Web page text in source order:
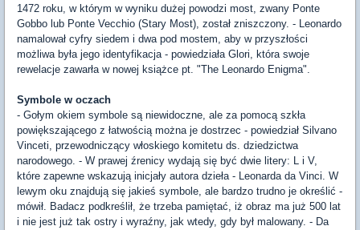
1472 roku, w którym w wyniku dużej powodzi most, zwany Ponte
Gobbo lub Ponte Vecchio (Stary Most), został zniszczony. - Leonardo
namalował cyfry siedem i dwa pod mostem, aby w przyszłości
możliwa była jego identyfikacja - powiedziała Glori, która swoje
rewelacje zawarła w nowej książce pt. "The Leonardo Enigma".
Symbole w oczach
- Gołym okiem symbole są niewidoczne, ale za pomocą szkła
powiększającego z łatwością można je dostrzec - powiedział Silvano
Vinceti, przewodniczący włoskiego komitetu ds. dziedzictwa
narodowego. - W prawej źrenicy wydają się być dwie litery: L i V,
które zapewne wskazują inicjały autora dzieła - Leonarda da Vinci. W
lewym oku znajdują się jakieś symbole, ale bardzo trudno je określić -
mówił. Badacz podkreślił, że trzeba pamiętać, iż obraz ma już 500 lat
i nie jest już tak ostry i wyraźny, jak wtedy, gdy był malowany. - Da